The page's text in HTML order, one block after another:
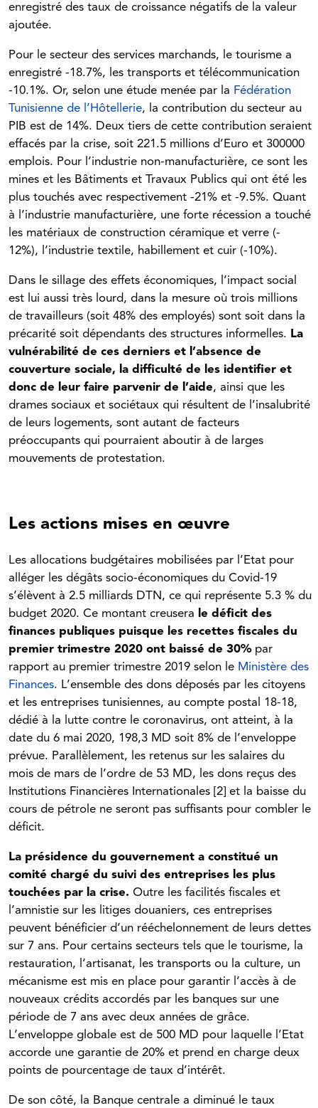
enregistré des taux de croissance négatifs de la valeur
ajoutée.
Pour le secteur des services marchands, le tourisme a
enregistré -18.7%, les transports et télécommunication
-10.1%. Or, selon une étude menée par la Fédération
Tunisienne de l’Hôtellerie, la contribution du secteur au
PIB est de 14%. Deux tiers de cette contribution seraient
effacés par la crise, soit 221.5 millions d’Euro et 300000
emplois. Pour l’industrie non-manufacturière, ce sont les
mines et les Bâtiments et Travaux Publics qui ont été les
plus touchés avec respectivement -21% et -9.5%. Quant
à l’industrie manufacturière, une forte récession a touché
les matériaux de construction céramique et verre (-
12%), l’industrie textile, habillement et cuir (-10%).
Dans le sillage des effets économiques, l’impact social
est lui aussi très lourd, dans la mesure où trois millions
de travailleurs (soit 48% des employés) sont soit dans la
précarité soit dépendants des structures informelles. La
vulnérabilité de ces derniers et l’absence de
couverture sociale, la difficulté de les identifier et
donc de leur faire parvenir de l’aide, ainsi que les
drames sociaux et sociétaux qui résultent de l’insalubrité
de leurs logements, sont autant de facteurs
préoccupants qui pourraient aboutir à de larges
mouvements de protestation.
Les actions mises en œuvre
Les allocations budgétaires mobilisées par l’Etat pour
alléger les dégâts socio-économiques du Covid-19
s’élèvent à 2.5 milliards DTN, ce qui représente 5.3 % du
budget 2020. Ce montant creusera le déficit des
finances publiques puisque les recettes fiscales du
premier trimestre 2020 ont baissé de 30%par
rapport au premier trimestre 2019 selon le Ministère des
Finances. L’ensemble des dons déposés par les citoyens
et les entreprises tunisiennes, au compte postal 18-18,
dédié à la lutte contre le coronavirus, ont atteint, à la
date du 6 mai 2020, 198,3 MD soit 8% de l’enveloppe
prévue. Parallèlement, les retenus sur les salaires du
mois de mars de l’ordre de 53 MD, les dons reçus des
Institutions Financières Internationales [2] et la baisse du
cours de pétrole ne seront pas suffisants pour combler le
déficit.
La présidence du gouvernement a constitué un
comité chargé du suivi des entreprises les plus
touchées par la crise. Outre les facilités fiscales et
l’amnistie sur les litiges douaniers, ces entreprises
peuvent bénéficier d’un rééchelonnement de leurs dettes
sur 7 ans. Pour certains secteurs tels que le tourisme, la
restauration, l’artisanat, les transports ou la culture, un
mécanisme est mis en place pour garantir l’accès à de
nouveaux crédits accordés par les banques sur une
période de 7 ans avec deux années de grâce.
L’enveloppe globale est de 500 MD pour laquelle l’Etat
accorde une garantie de 20% et prend en charge deux
points de pourcentage de taux d’intérêt.
De son côté, la Banque centrale a diminué le taux